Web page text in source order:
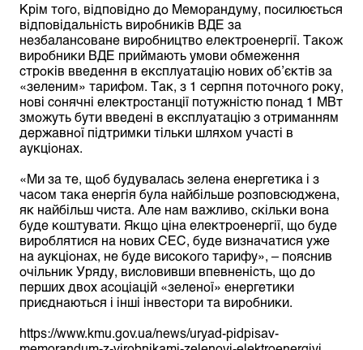
Крім того, відповідно до Меморандуму, посилюється
відповідальність виробників ВДЕ за
незбалансоване виробництво електроенергії. Також
виробники ВДЕ приймають умови обмеження
строків введення в експлуатацію нових об’єктів за
«зеленим» тарифом. Так, з 1 серпня поточного року,
нові сонячні електростанції потужністю понад 1 МВт
зможуть бути введені в експлуатацію з отриманням
державної підтримки тільки шляхом участі в
аукціонах.
«Ми за те, щоб будувалась зелена енергетика і з
часом така енергія була найбільше розповсюджена,
як найбільш чиста. Але нам важливо, скільки вона
буде коштувати. Якщо ціна електроенергії, що буде
вироблятися на нових СЕС, буде визначатися уже
на аукціонах, не буде високого тарифу», – пояснив
очільник Уряду, висловивши впевненість, що до
перших двох асоціацій «зеленої» енергетики
приєднаються і інші інвестори та виробники.
https://www.kmu.gov.ua/news/uryad-pidpisav-